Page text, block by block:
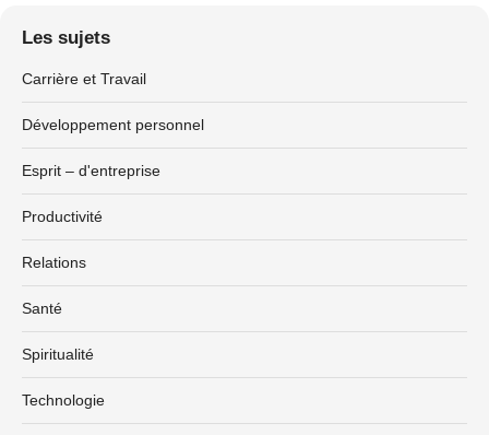
Les sujets
Carrière et Travail
Développement personnel
Esprit – d'entreprise
Productivité
Relations
Santé
Spiritualité
Technologie